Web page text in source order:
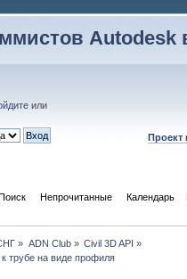
Autodesk
или
Проект
Непрочитанные Календарь
» ADN Club» Civil 3D API »
трубе на виде профиля